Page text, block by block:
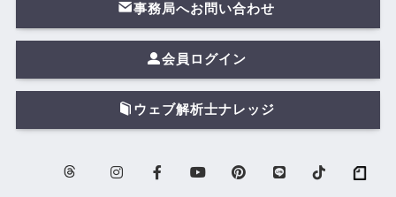
事務局へお問い合わせ
会員ログイン
ウェブ解析士ナレッジ